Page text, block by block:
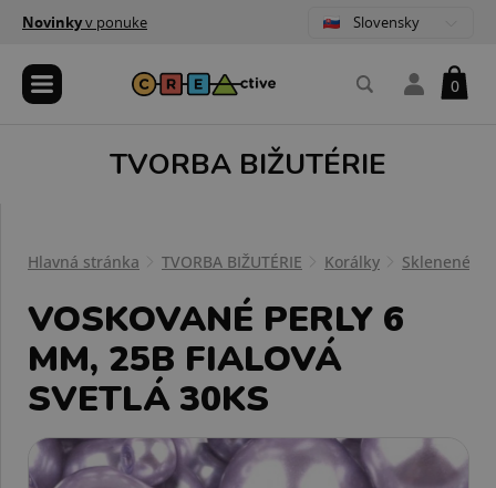
Novinkyv ponuke Slovensky
0
TVORBA BIŽUTÉRIE
Hlavná stránka TVORBA BIŽUTÉRIE Korálky Sklenené
VOSKOVANÉ PERLY 6
MM, 25B FIALOVÁ
SVETLÁ 30KS